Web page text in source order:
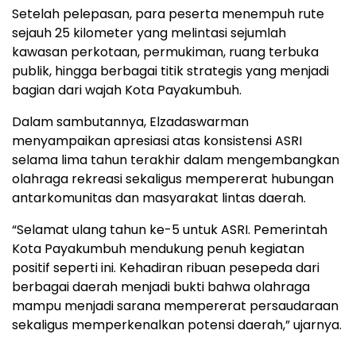
Setelah pelepasan, para peserta menempuh rute
sejauh 25 kilometer yang melintasi sejumlah
kawasan perkotaan, permukiman, ruang terbuka
publik, hingga berbagai titik strategis yang menjadi
bagian dari wajah Kota Payakumbuh.
Dalam sambutannya, Elzadaswarman
menyampaikan apresiasi atas konsistensi ASRI
selama lima tahun terakhir dalam mengembangkan
olahraga rekreasi sekaligus mempererat hubungan
antarkomunitas dan masyarakat lintas daerah.
“Selamat ulang tahun ke-5 untuk ASRI. Pemerintah
Kota Payakumbuh mendukung penuh kegiatan
positif seperti ini. Kehadiran ribuan pesepeda dari
berbagai daerah menjadi bukti bahwa olahraga
mampu menjadi sarana mempererat persaudaraan
sekaligus memperkenalkan potensi daerah,” ujarnya.